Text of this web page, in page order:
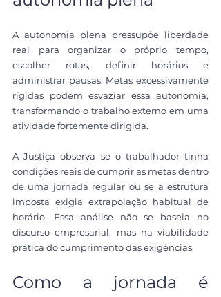
A autonomia plena pressupõe liberdade
real para organizar o próprio tempo,
escolher rotas, definir horários e
administrar pausas. Metas excessivamente
rígidas podem esvaziar essa autonomia,
transformando o trabalho externo em uma
atividade fortemente dirigida.
A Justiça observa se o trabalhador tinha
condições reais de cumprir as metas dentro
de uma jornada regular ou se a estrutura
imposta exigia extrapolação habitual de
horário. Essa análise não se baseia no
discurso empresarial, mas na viabilidade
prática do cumprimento das exigências.
Como a jornada é